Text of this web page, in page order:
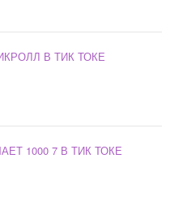
В ТИК ТОКЕ
1000 7 В ТИК ТОКЕ